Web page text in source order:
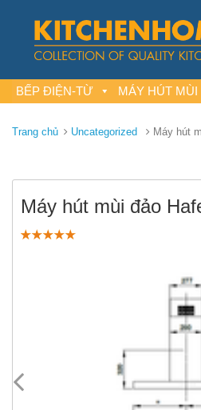
BẾP ĐIỆN-TỪ MÁY HÚT MÙI
Trang chủ Uncategorized Máy hút
Máy hút mùi đảo